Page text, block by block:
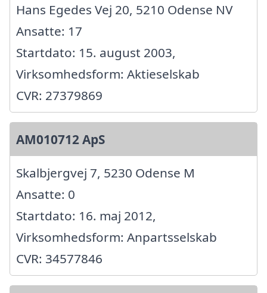
Hans Egedes Vej 20, 5210 Odense NV
Ansatte: 17
Startdato: 15. august 2003,
Virksomhedsform: Aktieselskab
CVR: 27379869
AM010712 ApS
Skalbjergvej 7, 5230 Odense M
Ansatte: 0
Startdato: 16. maj 2012,
Virksomhedsform: Anpartsselskab
CVR: 34577846